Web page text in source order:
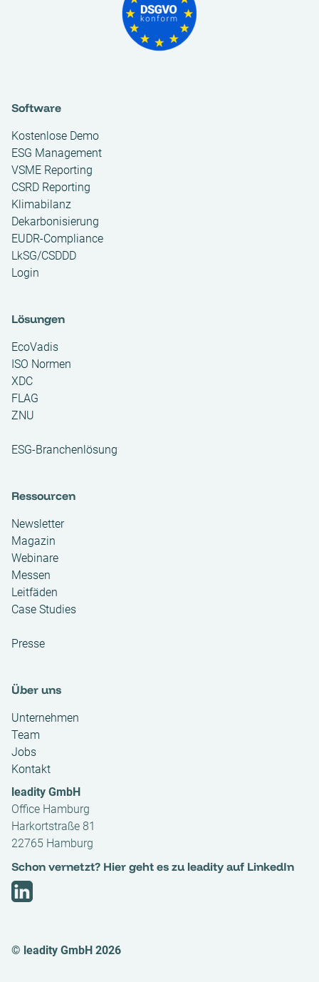
Software
Kostenlose Demo
ESG Management
VSME Reporting
CSRD Reporting
Klimabilanz
Dekarbonisierung
EUDR-Compliance
LkSG/CSDDD
Login
Lösungen
EcoVadis
ISO Normen
XDC
FLAG
ZNU
ESG-Branchenlösung
Ressourcen
Newsletter
Magazin
Webinare
Messen
Leitfäden
Case Studies
Presse
Über uns
Unternehmen
Team
Jobs
Kontakt
leadity GmbH
Office Hamburg
Harkortstraße 81
22765 Hamburg
Schon vernetzt? Hier geht es zu leadity auf LinkedIn
© leadity GmbH 2026